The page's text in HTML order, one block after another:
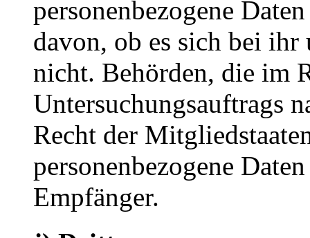
personenbezogene
davon, ob es sich bei
nicht. Behörden, die im
Untersuchungsauftrags
Recht der
personenbezogene
Empfänger.